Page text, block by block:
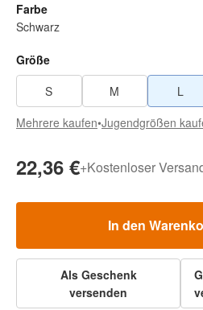
Farbe
Schwarz
Größe
S
M L
Mehrere kaufen•Jugendgrößen
22,36 €+Kostenloser
In den
Als Geschenk
versenden